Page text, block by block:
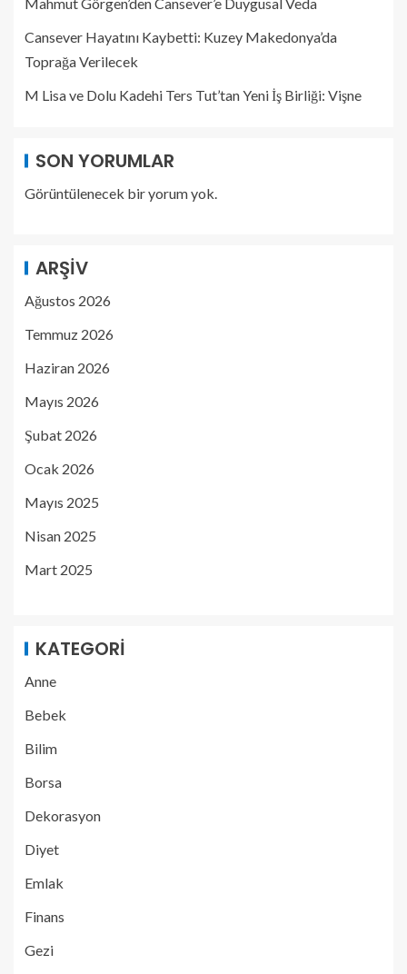
Cansever Hayatını Kaybetti: Kuzey Makedonya’da
Toprağa Verilecek
M Lisa ve Dolu Kadehi Ters Tut’tan Yeni İş Birliği: Vişne
SON YORUMLAR
Görüntülenecek bir yorum yok.
ARŞIV
Ağustos 2026
Temmuz 2026
Haziran 2026
Mayıs 2026
Şubat 2026
Ocak 2026
Mayıs 2025
Nisan 2025
Mart 2025
KATEGORI
Anne
Bebek
Bilim
Borsa
Dekorasyon
Diyet
Emlak
Finans
Gezi